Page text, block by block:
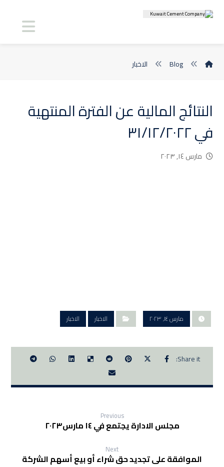
Blog الاخبار
النتائج المالية عن الفترة المنتهية
في ٣١/١٢/٢٠٢٢
مارس ١٤, ٢٠٢٣
مارس ١٤, ٢٠٢٣ الاخبار الاخبار
Previous
مجلس الادارة يجتمع في ١٤ مارس٢٠٢٣
Next
الموافقة على تجديد حق شراء أو بيع أسهم الشركة